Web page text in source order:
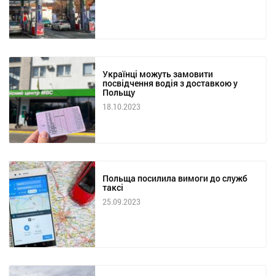
Українці можуть замовити
посвідчення водія з доставкою у
Польщу
18.10.2023
Польща посилила вимоги до служб
таксі
25.09.2023